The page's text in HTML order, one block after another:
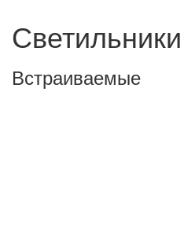
Светильники
Встраиваемые